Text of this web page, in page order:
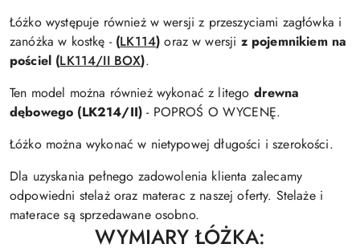
Łóżko występuje również w wersji z przeszyciami zagłówka i
zanóżka w kostkę - (LK114) oraz w wersji z pojemnikiem na
pościel (LK114/II BOX).
Ten model można również wykonać z litego drewna
dębowego (LK214/II) - POPROŚ O WYCENĘ.
Łóżko można wykonać w nietypowej długości i szerokości.
Dla uzyskania pełnego zadowolenia klienta zalecamy
odpowiedni stelaż oraz materac z naszej oferty. Stelaże i
materace są sprzedawane osobno.
WYMIARY ŁÓŻKA: